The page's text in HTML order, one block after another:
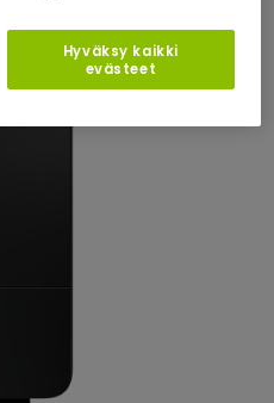
Hyväksy kaikki
evästeet